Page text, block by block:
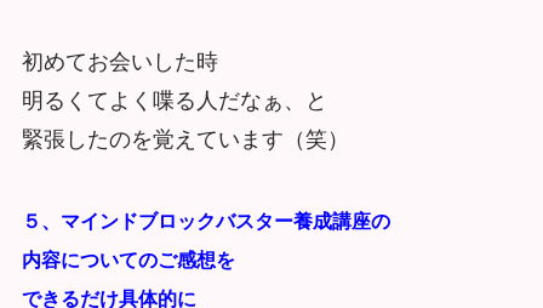
初めてお会いした時
明るくてよく喋る人だなぁ、と
緊張したのを覚えています（笑）
５、マインドブロックバスター養成講座の
内容についてのご感想を
できるだけ具体的に